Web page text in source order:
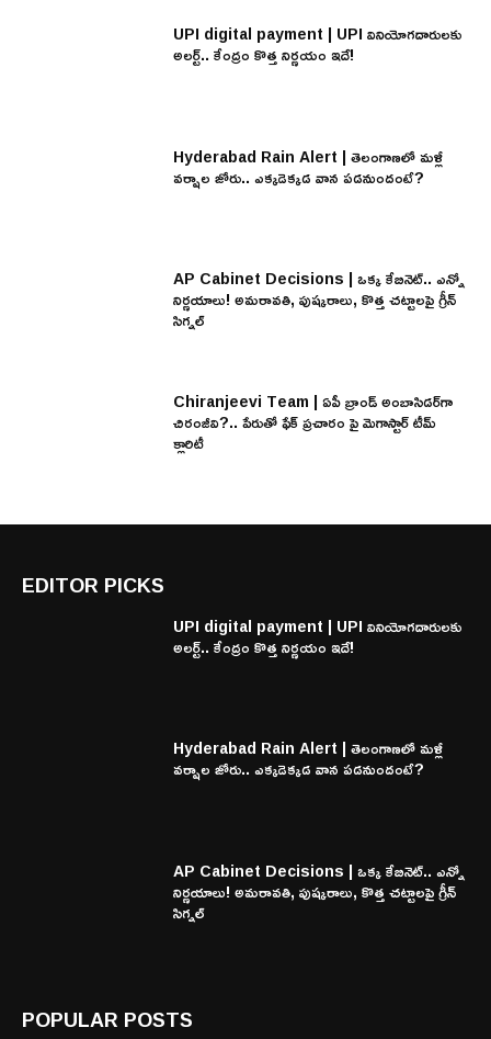
UPI digital payment | UPI వినియోగదారులకు
అలర్ట్.. కేంద్రం కొత్త నిర్ణయం ఇదే!
Hyderabad Rain Alert | తెలంగాణలో మళ్లీ
వర్షాల జోరు.. ఎక్కడెక్కడ వాన పడనుందంటే?
AP Cabinet Decisions | ఒక్క కేబినెట్.. ఎన్నో
నిర్ణయాలు! అమరావతి, పుష్కరాలు, కొత్త చట్టాలపై గ్రీన్
సిగ్నల్
Chiranjeevi Team | ఏపీ బ్రాండ్ అంబాసిడర్‌గా
చిరంజీవి?.. పేరుతో ఫేక్ ప్రచారం పై మెగాస్టార్ టీమ్
క్లారిటీ
EDITOR PICKS
UPI digital payment | UPI వినియోగదారులకు
అలర్ట్.. కేంద్రం కొత్త నిర్ణయం ఇదే!
Hyderabad Rain Alert | తెలంగాణలో మళ్లీ
వర్షాల జోరు.. ఎక్కడెక్కడ వాన పడనుందంటే?
AP Cabinet Decisions | ఒక్క కేబినెట్.. ఎన్నో
నిర్ణయాలు! అమరావతి, పుష్కరాలు, కొత్త చట్టాలపై గ్రీన్
సిగ్నల్
POPULAR POSTS